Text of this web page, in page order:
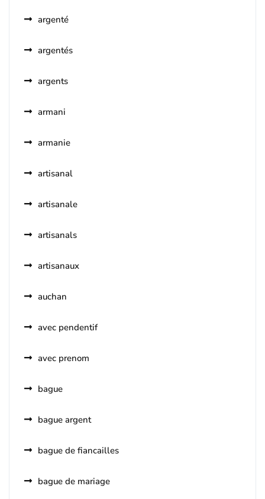
argenté
argentés
argents
armani
armanie
artisanal
artisanale
artisanals
artisanaux
auchan
avec pendentif
avec prenom
bague
bague argent
bague de fiancailles
bague de mariage